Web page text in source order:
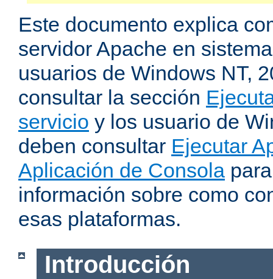
Este documento explica
servidor Apache en
usuarios de Windows NT,
consultar la sección
servicio y los usuario de
deben consultar Ejecutar
Aplicación de Consola
información sobre como
esas plataformas.
Introducción